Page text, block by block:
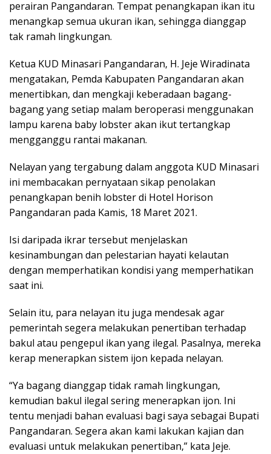
perairan Pangandaran. Tempat penangkapan ikan itu
menangkap semua ukuran ikan, sehingga dianggap
tak ramah lingkungan.
Ketua KUD Minasari Pangandaran, H. Jeje Wiradinata
mengatakan, Pemda Kabupaten Pangandaran akan
menertibkan, dan mengkaji keberadaan bagang-
bagang yang setiap malam beroperasi menggunakan
lampu karena baby lobster akan ikut tertangkap
mengganggu rantai makanan.
Nelayan yang tergabung dalam anggota KUD Minasari
ini membacakan pernyataan sikap penolakan
penangkapan benih lobster di Hotel Horison
Pangandaran pada Kamis, 18 Maret 2021.
Isi daripada ikrar tersebut menjelaskan
kesinambungan dan pelestarian hayati kelautan
dengan memperhatikan kondisi yang memperhatikan
saat ini.
Selain itu, para nelayan itu juga mendesak agar
pemerintah segera melakukan penertiban terhadap
bakul atau pengepul ikan yang ilegal. Pasalnya, mereka
kerap menerapkan sistem ijon kepada nelayan.
“Ya bagang dianggap tidak ramah lingkungan,
kemudian bakul ilegal sering menerapkan ijon. Ini
tentu menjadi bahan evaluasi bagi saya sebagai Bupati
Pangandaran. Segera akan kami lakukan kajian dan
evaluasi untuk melakukan penertiban,” kata Jeje.